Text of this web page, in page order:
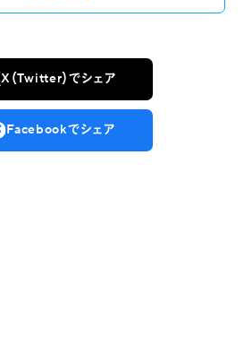
X（Twitter）でシェア
Facebookでシェア